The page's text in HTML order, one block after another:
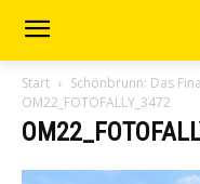
Start
Schönbrunn: Das
OM22_FOTOFALLY_3472